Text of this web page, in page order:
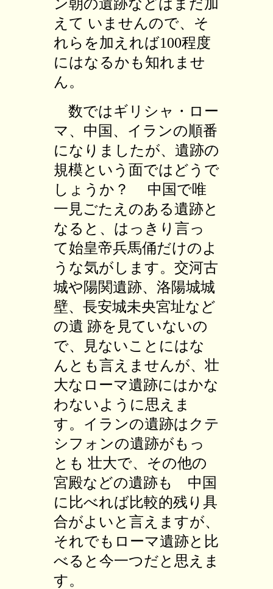
ン朝の遺跡などはまだ加
えて いませんので、そ
れらを加えれば100程度
にはなるかも知れませ
ん。
数ではギリシャ・ロー
マ、中国、イランの順番
になりましたが、遺跡の
規模という面ではどうで
しょうか？ 中国で唯
一見ごたえのある遺跡と
なると、はっきり言っ
て始皇帝兵馬俑だけのよ
うな気がします。交河古
城や陽関遺跡、洛陽城城
壁、長安城未央宮址など
の遺 跡を見ていないの
で、見ないことにはな
んとも言えませんが、壮
大なローマ遺跡にはかな
わないように思えま
す。イランの遺跡はクテ
シフォンの遺跡がもっ
とも 壮大で、その他の
宮殿などの遺跡も 中国
に比べれば比較的残り具
合がよいと言えますが、
それでもローマ遺跡と比
べると今一つだと思えま
す。